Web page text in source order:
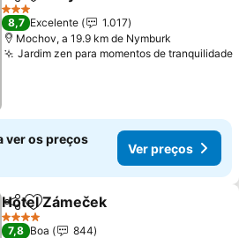
3 Estrelas
8,7 Excelente
1.017
Mochov, a 19.9 km de Nymburk
Jardim zen para momentos de tranquilidade
ver os preços
Ver preços
PartilharAdicionar aos favoritos
Hotel Zámeček
4 Estrelas
7,8 Boa
844